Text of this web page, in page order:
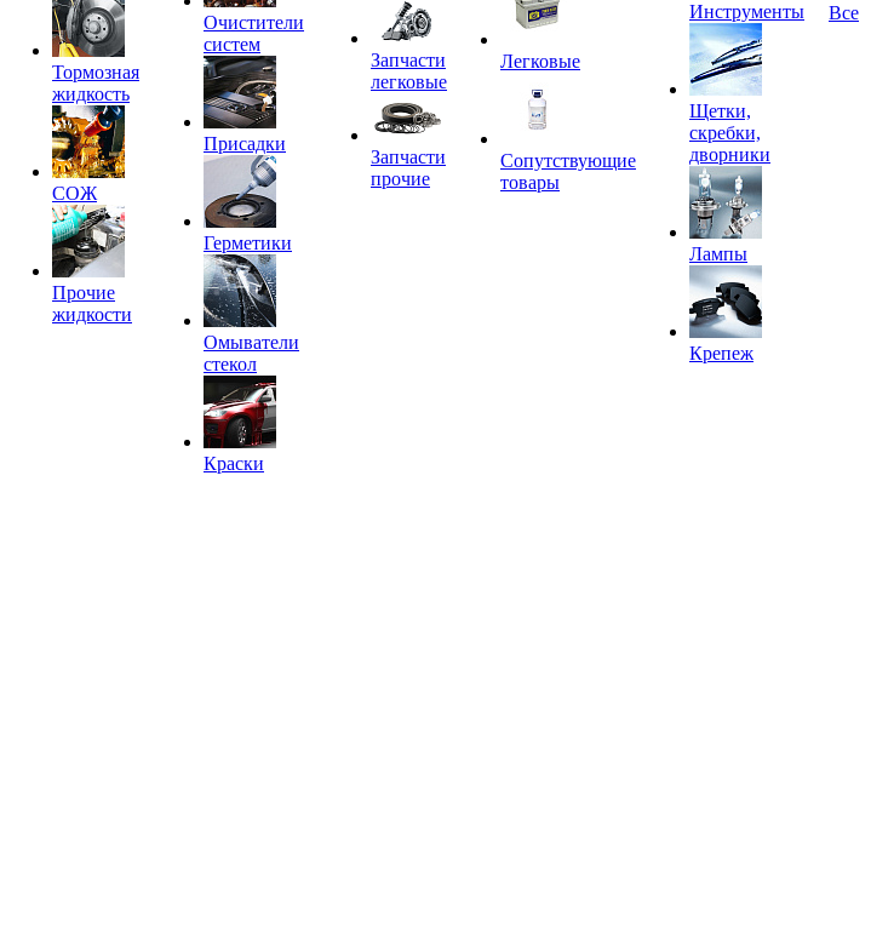
Тормозная
жидкость
СОЖ
Прочие
жидкости
Очистители
систем
Присадки
Герметики
Омыватели
стекол
Краски
Запчасти
легковые
Запчасти
прочие
Легковые
Сопутствующие
товары
Инструменты
Щетки,
скребки,
дворники
Лампы
Крепеж
Все